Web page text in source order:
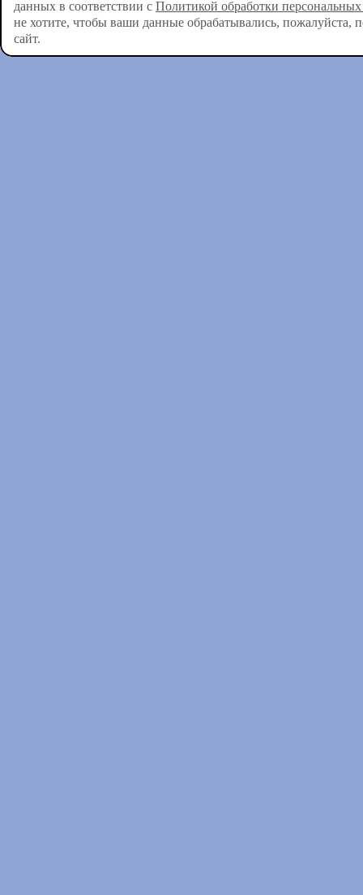
данных в соответствии с Политикой обработки
не хотите, чтобы ваши данные обрабатывались, пожалуйста,
сайт.